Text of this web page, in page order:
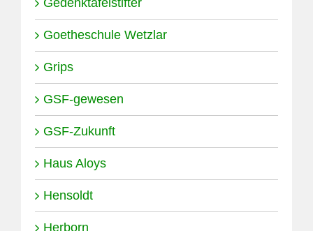
Gedenktafelstifter
Goetheschule Wetzlar
Grips
GSF-gewesen
GSF-Zukunft
Haus Aloys
Hensoldt
Herborn